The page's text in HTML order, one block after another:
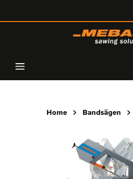
Home Bandsägen
Bildergalerie überspringen